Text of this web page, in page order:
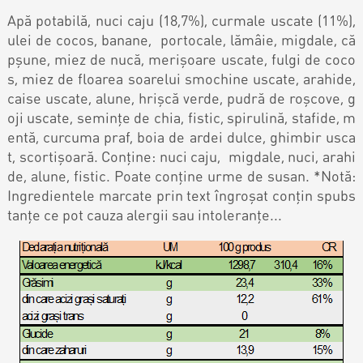
Kalach
Cake (Slice)
Dessert
Macaron
Croissants & muffins
Cookies
Apă potabilă, nuci caju (18,7%), curmale uscate (11%),
ulei de cocos, banane, portocale, lămâie, migdale, că
pșune, miez de nucă, merişoare uscate, fulgi de coco
s, miez de floarea soarelui smochine uscate, arahide,
caise uscate, alune, hrișcă verde, pudră de roșcove, g
oji uscate, semințe de chia, fistic, spirulină, stafide, m
entă, curcuma praf, boia de ardei dulce, ghimbir usca
t, scortișoară. Conține: nuci caju, migdale, nuci, arahi
de, alune, fistic. Poate conține urme de susan. *Notă:
Ingredientele marcate prin text îngroșat conțin spubs
tanțe ce pot cauza alergii sau intoleranțe...